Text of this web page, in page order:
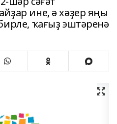
ине, ә хәҙер яңы
ҡағыҙ эштәренә